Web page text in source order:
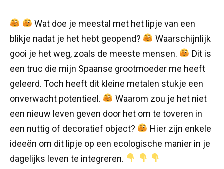
Wat doe je meestal met het lipje van een
blikje nadat je het hebt geopend?
Waarschijnlijk
gooi je het weg, zoals de meeste mensen.
Dit is
een truc die mijn Spaanse grootmoeder me heeft
geleerd. Toch heeft dit kleine metalen stukje een
onverwacht potentieel.
Waarom zou je het niet
een nieuw leven geven door het om te toveren in
een nuttig of decoratief object?
Hier zijn enkele
ideeën om dit lipje op een ecologische manier in je
dagelijks leven te integreren.